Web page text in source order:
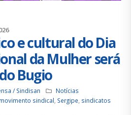
e cultural do Dia
da Mulher será
Bugio
/ Sindisan
Notícias
movimento sindical, Sergipe, sindicatos